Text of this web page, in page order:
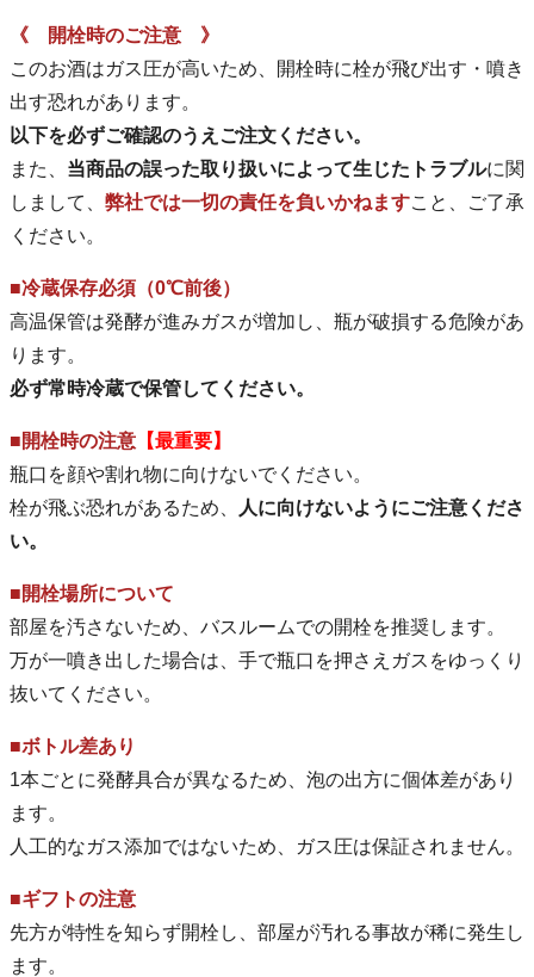
《 開栓時のご注意 》
このお酒はガス圧が高いため、開栓時に栓が飛び出す・噴き
出す恐れがあります。
以下を必ずご確認のうえご注文ください。
また、 当商品の誤った取り扱いによって生じたトラブルに関
しまして、 弊社では一切の責任を負いかねますこと、ご了承
ください。
■冷蔵保存必須（0℃前後）
高温保管は発酵が進みガスが増加し、瓶が破損する危険があ
ります。
必ず常時冷蔵で保管してください。
■開栓時の注意 【最重要】
瓶口を顔や割れ物に向けないでください。
栓が飛ぶ恐れがあるため、
人に向けないようにご注意くださ
い。
■開栓場所について
部屋を汚さないため、バスルームでの開栓を推奨します。
万が一噴き出した場合は、手で瓶口を押さえガスをゆっくり
抜いてください。
■ボトル差あり
1本ごとに発酵具合が異なるため、泡の出方に個体差があり
ます。
人工的なガス添加ではないため、ガス圧は保証されません。
■ギフトの注意
先方が特性を知らず開栓し、部屋が汚れる事故が稀に発生し
ます。